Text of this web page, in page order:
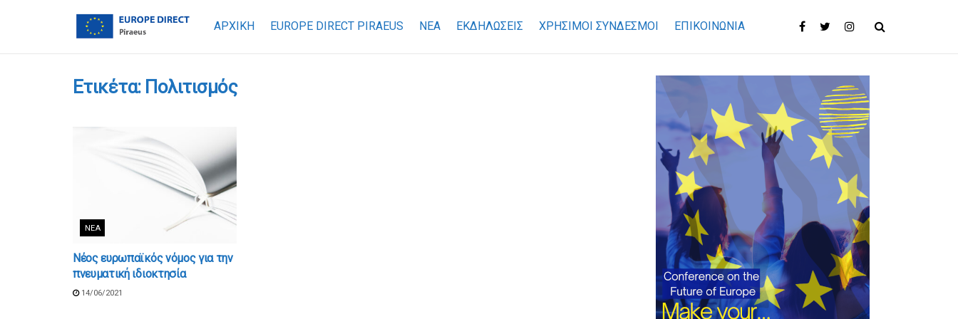
ΑΡΧΙΚΗ EUROPE DIRECT PIRAEUS ΝΕΑ ΕΚΔΗΛΩΣΕΙΣ ΧΡΉΣΙΜΟΙ ΣΎΝΔΕΣΜΟΙ ΕΠΙΚΟΙΝΩΝΊΑ
Ετικέτα: Πολιτισμός
ΝΈΑ
Νέος ευρωπαϊκός νόμος για την
πνευματική ιδιοκτησία
14/06/2021